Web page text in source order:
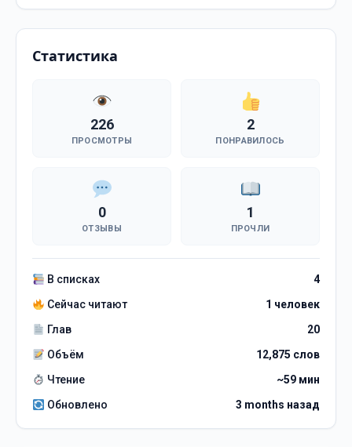
Статистика
226
ПРОСМОТРЫ
2
ПОНРАВИЛОСЬ
0
ОТЗЫВЫ
1
ПРОЧЛИ
В списках
4
Сейчас читают
1 человек
Глав
20
Объём
12,875 слов
Чтение
~59 мин
Обновлено
3 months назад